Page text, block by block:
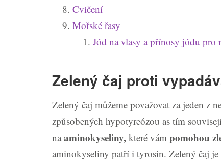
Cvičení
Mořské řasy
Jód na vlasy a přínosy jódu pro
Zelený čaj proti
Zelený čaj můžeme považovat za jeden z
způsobených hypotyreózou as tím
na aminokyseliny, které vám pomohou
aminokyseliny patří i tyrosin. Zelený čaj